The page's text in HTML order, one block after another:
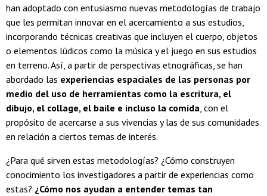
han adoptado con entusiasmo nuevas metodologías de trabajo
que les permitan innovar en el acercamiento a sus estudios,
incorporando técnicas creativas que incluyen el cuerpo, objetos
o elementos lúdicos como la música y el juego en sus estudios
en terreno. Así, a partir de perspectivas etnográficas, se han
abordado las experiencias espaciales de las personas por
medio del uso de herramientas como la escritura, el
dibujo, el collage, el baile e incluso la comida , con el
propósito de acercarse a sus vivencias y las de sus comunidades
en relación a ciertos temas de interés.
¿Para qué sirven estas metodologías? ¿Cómo construyen
conocimiento los investigadores a partir de experiencias como
estas? ¿Cómo nos ayudan a entender temas tan